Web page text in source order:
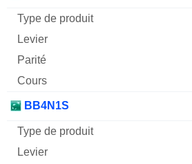
BB4N1S